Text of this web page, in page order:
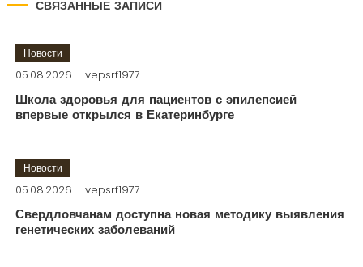
СВЯЗАННЫЕ ЗАПИСИ
Новости
05.08.2026 vepsrf1977
Школа здоровья для пациентов с эпилепсией
впервые открылся в Екатеринбурге
Новости
05.08.2026 vepsrf1977
Свердловчанам доступна новая методику выявления
генетических заболеваний